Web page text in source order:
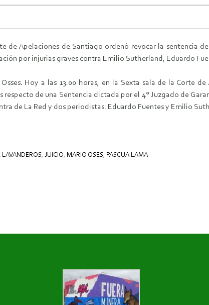
de Apelaciones de Santiago ordenó revocar la sentencia
por injurias graves contra Emilio Sutherland, Eduardo
Hoy a las 13.00 horas, en la Sexta sala de la Corte
respecto de una Sentencia dictada por el 4° Juzgado de
de La Red y dos periodistas: Eduardo Fuentes y Emilio
LAVANDEROS, JUICIO, MARIO OSES, PASCUA LAMA